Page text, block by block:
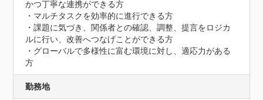
かつ丁寧な連携ができる方
・マルチタスクを効率的に進行できる方
・課題に気づき、関係者との確認、調整、提言をロジカ
ルに行い、改善へつなげことができる方
・グローバルで多様性に富む環境に対し、適応力がある
方
勤務地